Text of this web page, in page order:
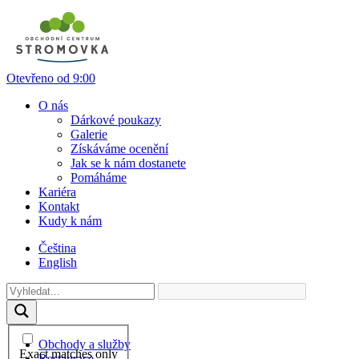
Otevřeno od 9:00
O nás
Dárkové poukazy
Galerie
Získáváme ocenění
Jak se k nám dostanete
Pomáháme
Kariéra
Kontakt
Kudy k nám
Čeština
English
Exact matches only
Obchody a služby